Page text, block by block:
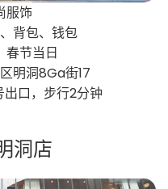
服饰
背包、钱包
春节当日
明洞8Ga街17
口，步行2分钟
洞店